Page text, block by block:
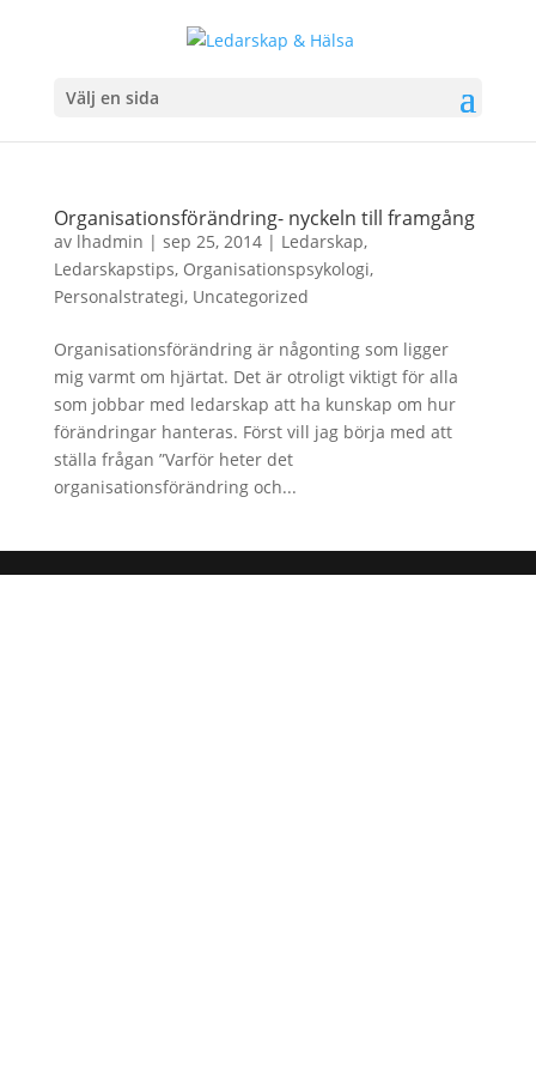
Välj en sida
Organisationsförändring- nyckeln till framgång
av lhadmin | sep 25, 2014| Ledarskap,
Ledarskapstips, Organisationspsykologi,
Personalstrategi, Uncategorized
Organisationsförändring är någonting som ligger
mig varmt om hjärtat. Det är otroligt viktigt för alla
som jobbar med ledarskap att ha kunskap om hur
förändringar hanteras. Först vill jag börja med att
ställa frågan ”Varför heter det
organisationsförändring och...